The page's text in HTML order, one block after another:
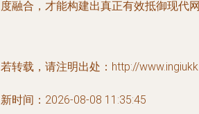
融合，才能构建出真正有效抵御现代
转载，请注明出处：http://
时间：2026-08-08 11:35:45